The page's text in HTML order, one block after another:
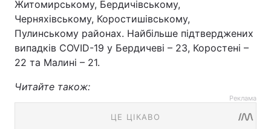
Житомирському, Бердичівському,
Черняхівському, Коростишівському,
Пулинському районах. Найбільше підтверджених
випадків COVID-19 у Бердичеві – 23, Коростені –
22 та Малині – 21.
Читайте також:
Реклама